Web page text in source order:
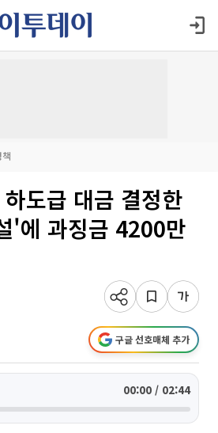
도급 대금 결정한
'에 과징금 4200만
구글 선호매체 추가
00:00 / 02:44